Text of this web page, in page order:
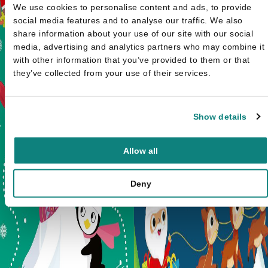
We use cookies to personalise content and ads, to provide
social media features and to analyse our traffic. We also
share information about your use of our site with our social
media, advertising and analytics partners who may combine it
with other information that you’ve provided to them or that
they’ve collected from your use of their services.
Show details
Allow all
Deny